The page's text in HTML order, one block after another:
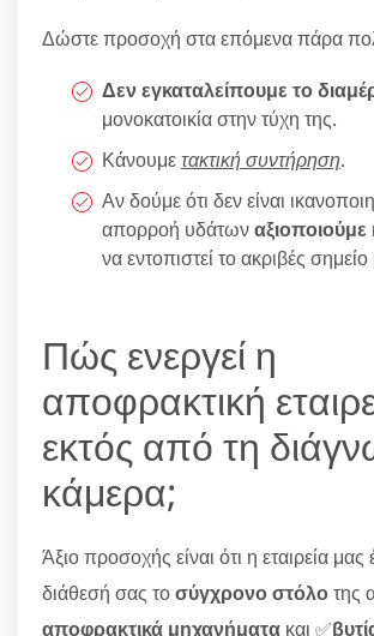
Δώστε προσοχή στα επόμενα πάρα
Δεν εγκαταλείπουμε το
μονοκατοικία στην τύχη της.
Κάνουμετακτική συντήρηση.
Αν δούμε ότι δεν είναι
απορροή υδάτων
να εντοπιστεί το ακριβές
Πώς ενεργεί η
αποφρακτική
εκτός από τη
κάμερα;
Άξιο προσοχής είναι ότι η εταιρεία μας
διάθεσή σας τοσύγχρονο στόλοτης
αποφρακτικά μηχανήματα και ✅